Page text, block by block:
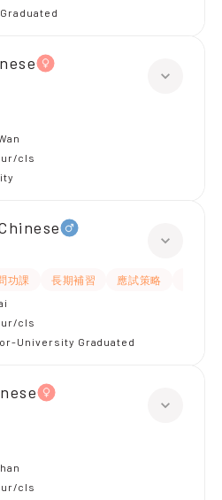
cls
功課 長期補習 應試策略
cls
University Graduated
cls